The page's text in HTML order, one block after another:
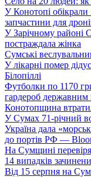
У Конотопі обікрали
запчастини для
У Зарічному районі
постраждала жінка
Сумські
У лікарні помер
Білопіллі
Футболки по 1170
гардероб
Конотопщина
У Сумах 71-річний
Україна дала
до портів РФ —
На Сумщині
14 випадків
Від 15 серпня на